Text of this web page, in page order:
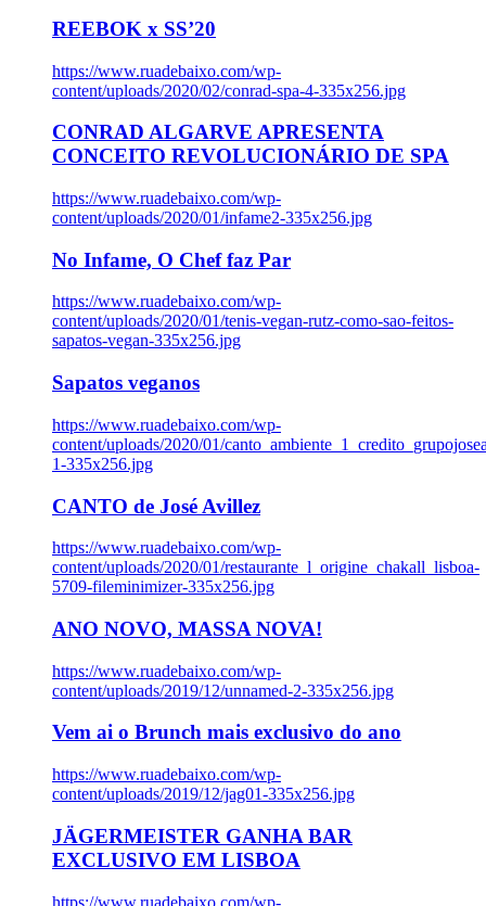
REEBOK x SS’20
https://www.ruadebaixo.com/wp-
content/uploads/2020/02/conrad-spa-4-335x256.jpg
CONRAD ALGARVE APRESENTA
CONCEITO REVOLUCIONÁRIO DE SPA
https://www.ruadebaixo.com/wp-
content/uploads/2020/01/infame2-335x256.jpg
No Infame, O Chef faz Par
https://www.ruadebaixo.com/wp-
content/uploads/2020/01/tenis-vegan-rutz-como-sao-feitos-
sapatos-vegan-335x256.jpg
Sapatos veganos
https://www.ruadebaixo.com/wp-
content/uploads/2020/01/
1-335x256.jpg
CANTO de José Avillez
https://www.ruadebaixo.com/wp-
content/uploads/2020/01/restaurante_l_origine_chakall_lisboa-
5709-fileminimizer-335x256.jpg
ANO NOVO, MASSA NOVA!
https://www.ruadebaixo.com/wp-
content/uploads/2019/12/unnamed-2-335x256.jpg
Vem ai o Brunch mais exclusivo do ano
https://www.ruadebaixo.com/wp-
content/uploads/2019/12/jag01-335x256.jpg
JÄGERMEISTER GANHA BAR
EXCLUSIVO EM LISBOA
https://www.ruadebaixo.com/wp-